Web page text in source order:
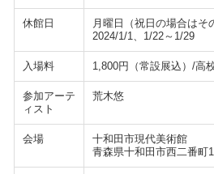
休館日
月曜日（祝日の場合はそ
2024/1/1、1/22～1/29
入場料 1,800円（常設展込）/高
参加アーテ
ィスト
荒木悠
会場
十和田市現代美術館
青森県十和田市西二番町